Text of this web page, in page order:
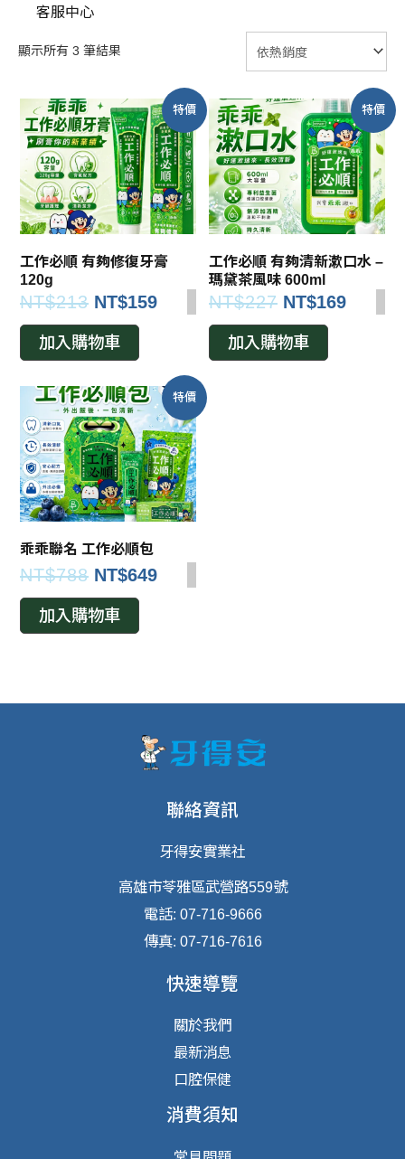
客服中心
顯示所有 3 筆結果
特價
工作必順 有夠修復牙膏
120g
NT$213 NT$159
加入購物車
特價
工作必順 有夠清新漱口水 –
瑪黛茶風味 600ml
NT$227 NT$169
加入購物車
特價
乖乖聯名 工作必順包
NT$788 NT$649
加入購物車
聯絡資訊
牙得安實業社
高雄市苓雅區武營路559號
電話: 07-716-9666
傳真: 07-716-7616
快速導覽
關於我們
最新消息
口腔保健
消費須知